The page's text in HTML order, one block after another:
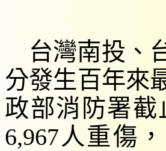
台灣南投、
分發生百年來
政部消防署截
6,967人重傷